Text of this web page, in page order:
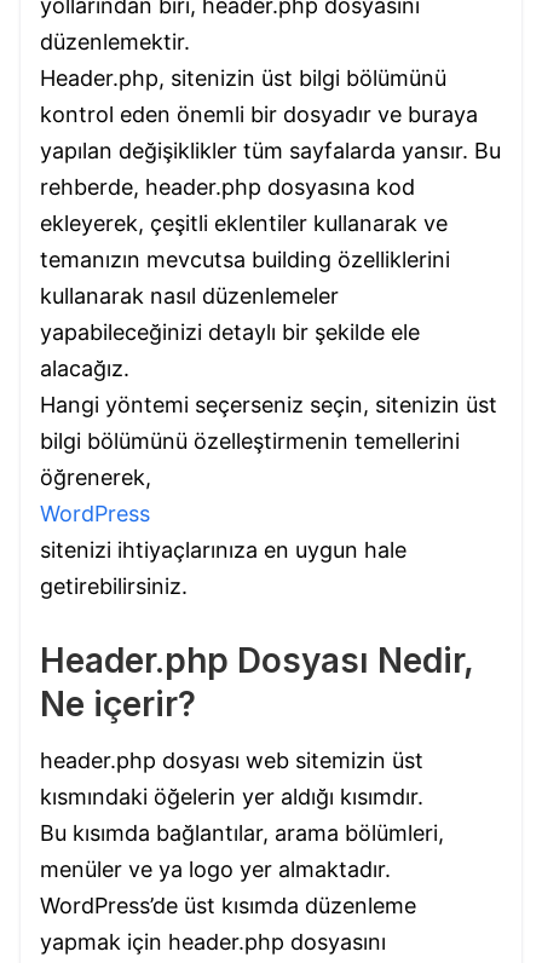
düzenlemektir.
Header.php, sitenizin üst bilgi bölümünü
kontrol eden önemli bir dosyadır ve buraya
yapılan değişiklikler tüm sayfalarda yansır. Bu
rehberde, header.php dosyasına kod
ekleyerek, çeşitli eklentiler kullanarak ve
temanızın mevcutsa building özelliklerini
kullanarak nasıl düzenlemeler
yapabileceğinizi detaylı bir şekilde ele
alacağız.
Hangi yöntemi seçerseniz seçin, sitenizin üst
bilgi bölümünü özelleştirmenin temellerini
öğrenerek,
WordPress
sitenizi ihtiyaçlarınıza en uygun hale
getirebilirsiniz.
Header.php Dosyası Nedir,
Ne içerir?
header.php dosyası web sitemizin üst
kısmındaki öğelerin yer aldığı kısımdır.
Bu kısımda bağlantılar, arama bölümleri,
menüler ve ya logo yer almaktadır.
WordPress’de üst kısımda düzenleme
yapmak için header.php dosyasını